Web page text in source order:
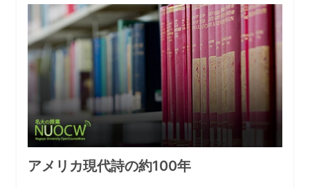
がいるという、少人数教育のために恵まれた環境である
こと。魅力的な研究を活発に行っている先生方が沢山い
ることです。ぜひ、文学部人文学研究科の HP から、興
味のある分野の先生のお名前で、web で検索してみ
て、この先生のもとで勉強したらどうだろう、とイメー
ジを広げてみてください。
文学部・人文学研究科の学生に大学生活を通じてど
んな風に育ってほしいですか。
アメリカ現代詩の約100年